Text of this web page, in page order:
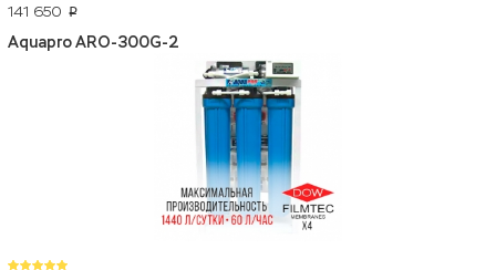
141 650 p
Aquapro ARO-300G-2